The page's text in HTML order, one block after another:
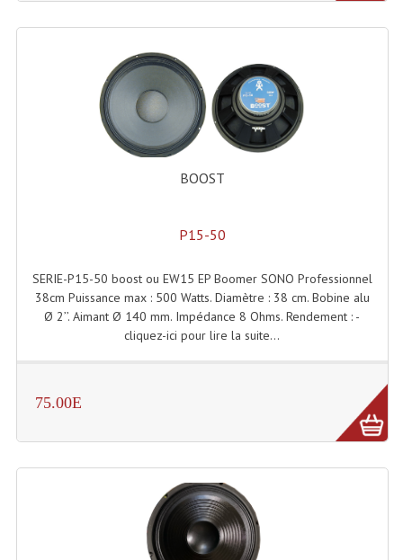
Angles Structure SD250
Angles Structure TRIO290
Angles Structure Triodéco
Cercle Struct Carrée 290
Cercle Struct SCC Carre
Cercle Struct Triangulaire290
Pendrillon Et Ossature
Pieds De Levage
BOOST
P15-50
SERIE-P15-50 boost ou EW15 EP Boomer SONO Professionnel
38cm Puissance max : 500 Watts. Diamètre : 38 cm. Bobine alu
Ø 2’’. Aimant Ø 140 mm. Impédance 8 Ohms. Rendement : -
cliquez-ici pour lire la suite...
75.00E